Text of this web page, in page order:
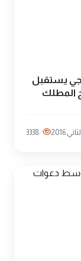
يستقبل
المطلك
3338